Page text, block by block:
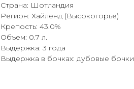
Страна: Шотландия
Регион: Хайленд (Высокогорье)
Крепость: 43.0%
Объем: 0.7 л.
Выдержка: 3 года
Выдержка в бочках: дубовые бочки